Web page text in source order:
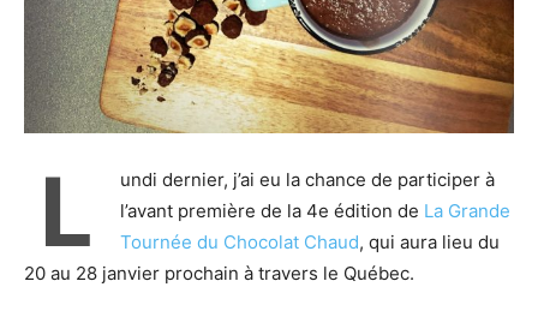
L
undi dernier, j’ai eu la chance de participer à
l’avant première de la 4e édition de La Grande
Tournée du Chocolat Chaud, qui aura lieu du
20 au 28 janvier prochain à travers le Québec.